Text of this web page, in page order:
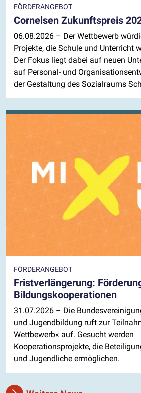
FÖRDERANGEBOT
Cornelsen Zukunftspreis
06.08.2026 – Der Wettbewerb
Projekte, die Schule und Unterricht
Der Fokus liegt dabei auf neuen
auf Personal- und
der Gestaltung des Sozialraums
FÖRDERANGEBOT
Fristverlängerung:
Bildungskooperationen
31.07.2026 – Die
und Jugendbildung ruft zur
Wettbewerb« auf. Gesucht werden
Kooperationsprojekte, die
und Jugendliche ermöglichen.